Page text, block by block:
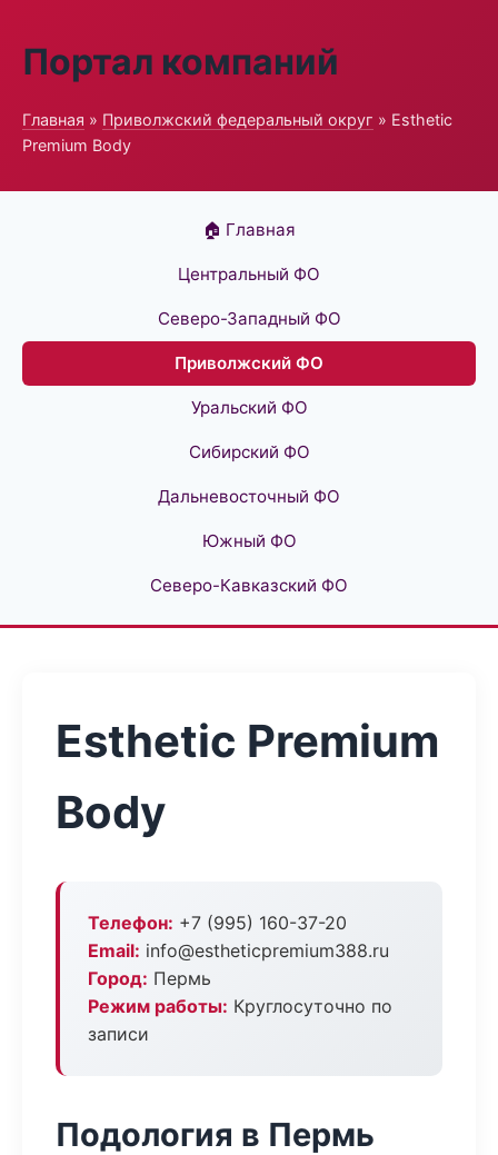
Портал компаний
Главная » Приволжский федеральный округ » Esthetic
Premium Body
🏠 Главная
Центральный ФО
Северо-Западный ФО
Приволжский ФО
Уральский ФО
Сибирский ФО
Дальневосточный ФО
Южный ФО
Северо-Кавказский ФО
Esthetic Premium
Body
Телефон: +7 (995) 160-37-20
Email: info@estheticpremium388.ru
Город: Пермь
Режим работы: Круглосуточно по
записи
Подология в Пермь